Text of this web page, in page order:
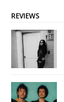
REVIEWS